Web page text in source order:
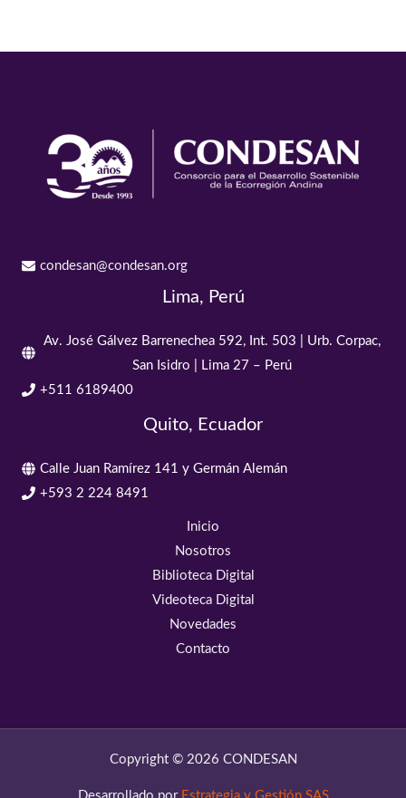
condesan@condesan.org
Lima, Perú
Av. José Gálvez Barrenechea 592, Int. 503 | Urb. Corpac,
San Isidro | Lima 27 – Perú
+511 6189400
Quito, Ecuador
Calle Juan Ramírez 141 y Germán Alemán
+593 2 224 8491
Inicio
Nosotros
Biblioteca Digital
Videoteca Digital
Novedades
Contacto
Copyright © 2026 CONDESAN